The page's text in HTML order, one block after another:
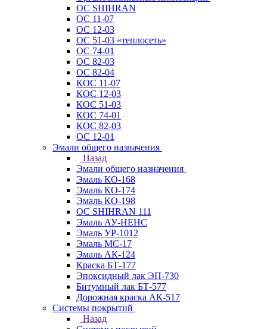
ОС SHIHRAN
ОС 11-07
ОС 12-03
ОС 51-03 «теплосеть»
ОС 74-01
ОС 82-03
ОС 82-04
КОС 11-07
КОС 12-03
КОС 51-03
КОС 74-01
КОС 82-03
ОС 12-01
Эмали общего назначения
Назад
Эмали общего назначения
Эмаль КО-168
Эмаль КО-174
Эмаль КО-198
ОС SHIHRAN 111
Эмаль АУ-НЕНС
Эмаль УР-1012
Эмаль МС-17
Эмаль АК-124
Краска БТ-177
Эпоксидный лак ЭП-730
Битумный лак БТ-577
Дорожная краска АК-517
Системы покрытий
Назад